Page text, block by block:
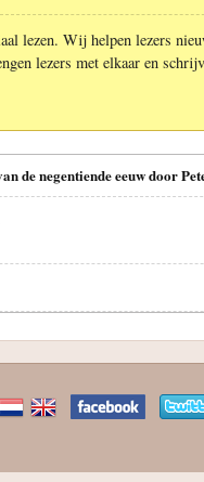
lezen. Wij helpen lezers
lezers met elkaar en
de negentiende eeuw door